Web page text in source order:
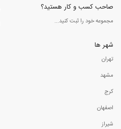
صاحب کسب و کار هستید؟
مجموعه خود را ثبت کنید...
شهر ها
تهران
مشهد
کرج
اصفهان
شیراز